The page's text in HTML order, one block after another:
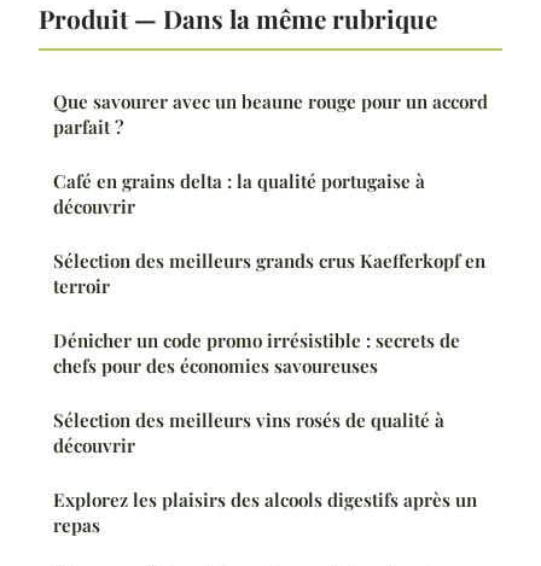
Produit — Dans la même rubrique
Que savourer avec un beaune rouge pour un accord
parfait ?
Café en grains delta : la qualité portugaise à
découvrir
Sélection des meilleurs grands crus Kaefferkopf en
terroir
Dénicher un code promo irrésistible : secrets de
chefs pour des économies savoureuses
Sélection des meilleurs vins rosés de qualité à
découvrir
Explorez les plaisirs des alcools digestifs après un
repas